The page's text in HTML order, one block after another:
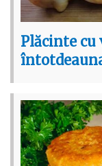
Plăcinte cu